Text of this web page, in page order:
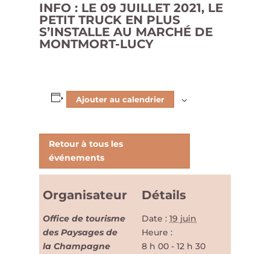
INFO : LE 09 JUILLET 2021, LE
PETIT TRUCK EN PLUS
S’INSTALLE AU MARCHÉ DE
MONTMORT-LUCY
Ajouter au calendrier
Détails
Date : 19 juin
Heure :
8 h 00 - 12 h 30
Organisateur
Office de tourisme
des Paysages de
la Champagne
Retour à tous les
événements